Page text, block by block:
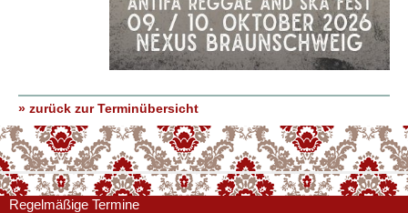
» zurück zur Terminübersicht
Regelmäßige Termine